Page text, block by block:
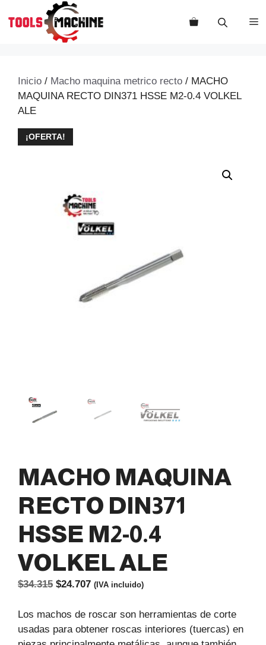
Inicio / Macho maquina metrico recto / MACHO
MAQUINA RECTO DIN371 HSSE M2-0.4 VOLKEL
ALE
¡OFERTA!
MACHO MAQUINA
RECTO DIN371
HSSE M2-0.4
VOLKEL ALE
$34.315 El
original
era:
$24.707El
actual
es:
(IVA incluido)
Los machos de roscar son herramientas de corte
usadas para obtener roscas interiores (tuercas) en